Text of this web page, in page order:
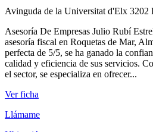
Avinguda de la Universitat d'Elx 3202
Asesoría De Empresas Julio Rubí
asesoría fiscal en Roquetas de Mar,
perfecta de 5/5, se ha ganado la
calidad y eficiencia de sus servicios.
el sector, se especializa en ofrecer...
Ver ficha
Llámame